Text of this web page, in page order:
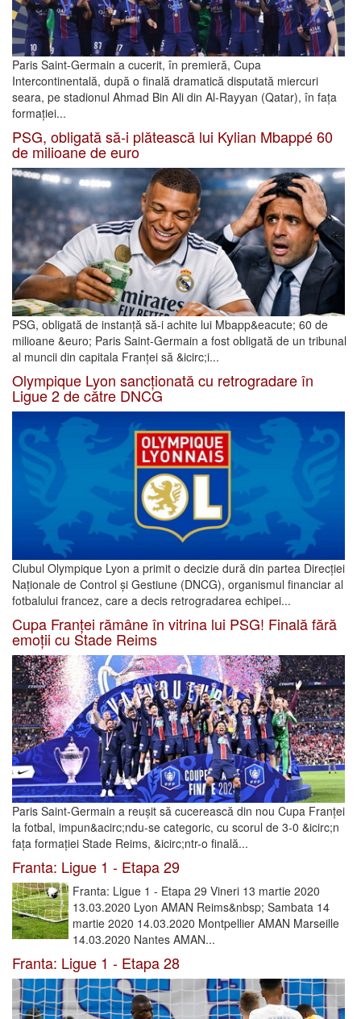
Paris Saint-Germain a cucerit, în premieră, Cupa
Intercontinentală, după o finală dramatică disputată miercuri
seara, pe stadionul Ahmad Bin Ali din Al-Rayyan (Qatar), în fața
formației...
PSG, obligată să-i plătească lui Kylian Mbappé 60
de milioane de euro
PSG, obligată de instanță să-i achite lui Mbapp&eacute; 60 de
milioane &euro; Paris Saint-Germain a fost obligată de un tribunal
al muncii din capitala Franței să &icirc;i...
Olympique Lyon sancționată cu retrogradare în
Ligue 2 de către DNCG
Clubul Olympique Lyon a primit o decizie dură din partea Direcției
Naționale de Control și Gestiune (DNCG), organismul financiar al
fotbalului francez, care a decis retrogradarea echipei...
Cupa Franței rămâne în vitrina lui PSG! Finală fără
emoții cu Stade Reims
Paris Saint-Germain a reușit să cucerească din nou Cupa Franței
la fotbal, impun&acirc;ndu-se categoric, cu scorul de 3-0 &icirc;n
fața formației Stade Reims, &icirc;ntr-o finală...
Franta: Ligue 1 - Etapa 29
Franta: Ligue 1 - Etapa 29 Vineri 13 martie 2020
13.03.2020 Lyon AMAN Reims&nbsp; Sambata 14
martie 2020 14.03.2020 Montpellier AMAN Marseille
14.03.2020 Nantes AMAN...
Franta: Ligue 1 - Etapa 28